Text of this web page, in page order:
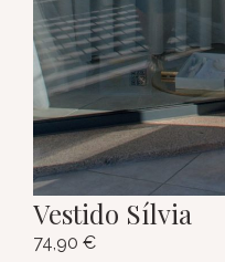
Vestido Sílvia
74,90 €